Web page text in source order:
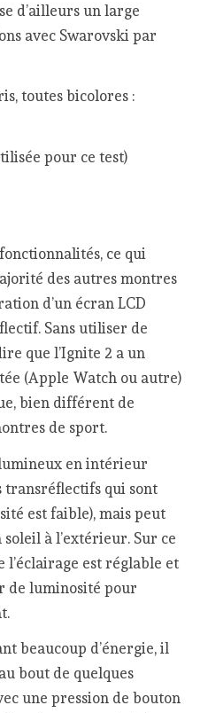
d’ailleurs un large
avec Swarovski par
toutes bicolores :
pour ce test)
ce qui
des autres montres
d’un écran LCD
Sans utiliser de
que l’Ignite 2 a un
(Apple Watch ou autre)
bien différent de
de sport.
en intérieur
transréflectifs qui sont
est faible), mais peut
à l’extérieur. Sur ce
l’éclairage est réglable et
de luminosité pour
beaucoup d’énergie, il
bout de quelques
une pression de bouton